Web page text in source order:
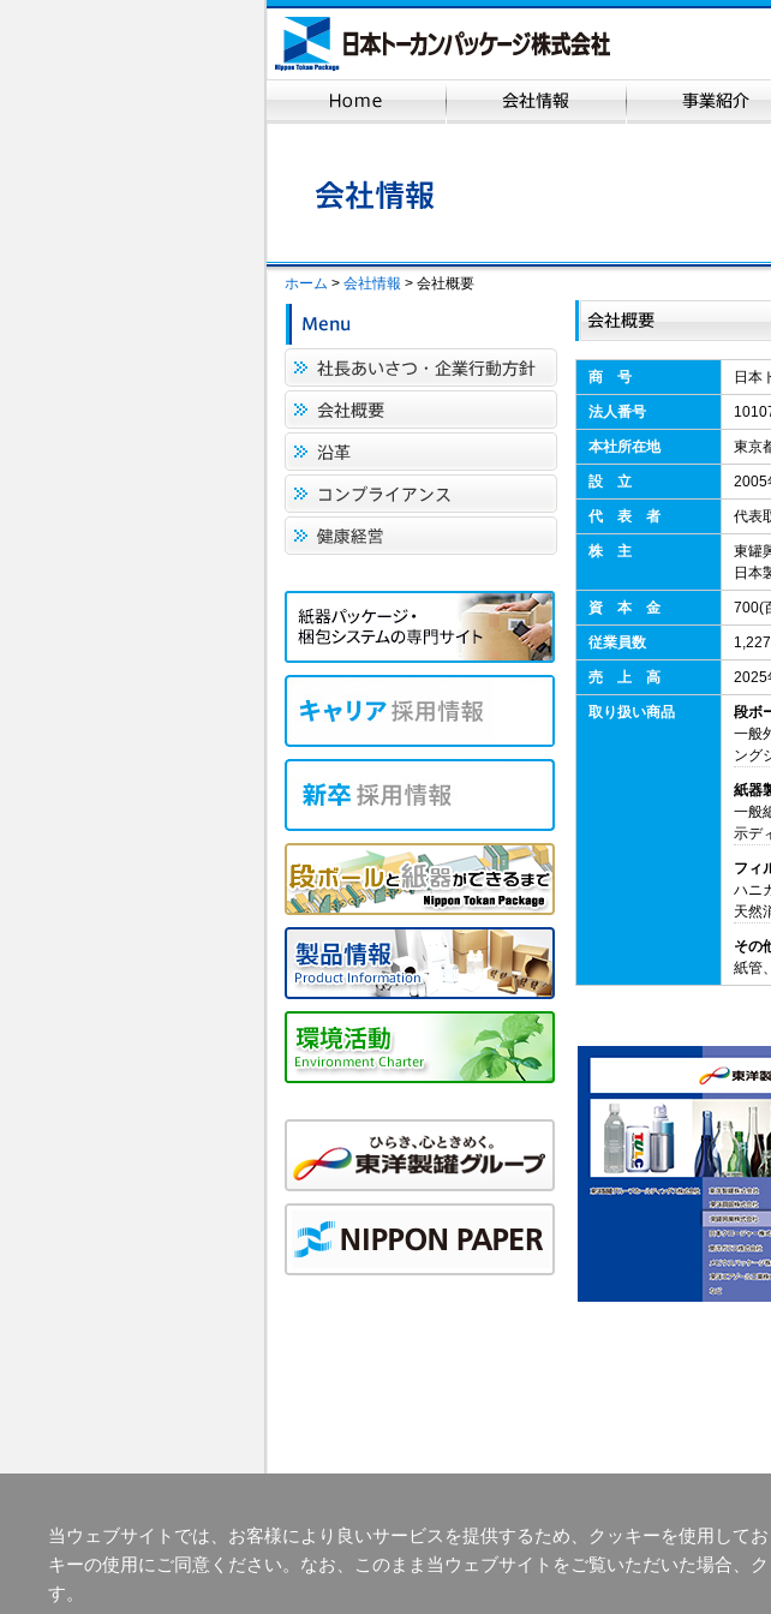
ホーム > 会社情報 > 会社概要
商 号 日本
法人番号
本社所在地 東京
設 立 2005
代 表 者 代表
株 主
東罐
日本
資 本 金 700(
従業員数
売 上 高 2025
取り扱い商品
段ボ
一般
ング
紙器
一般
示デ
フィ
ハニ
天然
その
紙管
会社情報 |事業紹介| 製品情報 | 拠点一覧 |環境への取り組み|健康経営 |
当ウェブサイトでは、お客様により良いサービスを提供するため、クッキーを使用して
キーの使用にご同意ください。なお、このまま当ウェブサイトをご覧いただいた場合、
す。